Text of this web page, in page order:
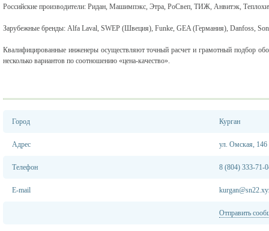
Российские производители: Ридан, Машимпэкс, Этра, РоСвеп, ТИЖ, Анвитэк,
Зарубежные бренды: Alfa Laval, SWEP (Швеция), Funke, GEA (Германия), Danfoss,
Квалифицированные инженеры осуществляют точный расчет и грамотный подбор
несколько вариантов по соотношению «цена-качество».
Город Курган
Адрес ул. Омская, 146
Телефон 8 (804) 333-71-
E-mail
Отправить